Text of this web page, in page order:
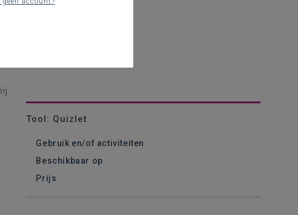
Tool: Quizlet
Gebruik en/of activiteiten
Beschikbaar op
Prijs